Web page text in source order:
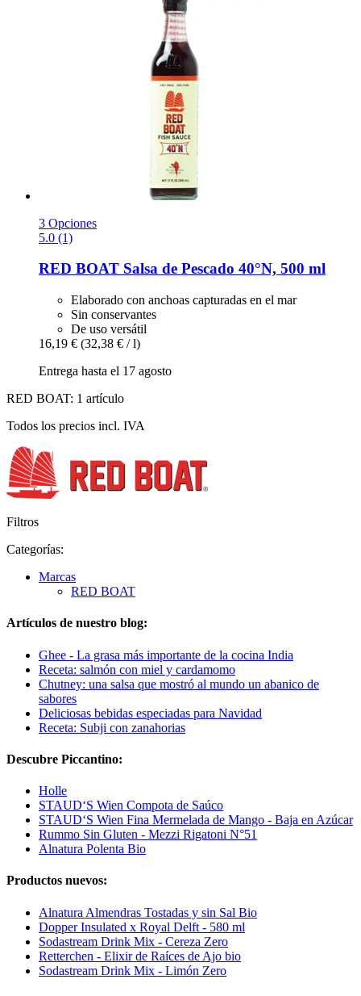
3 Opciones
5.0 (1)
RED BOAT Salsa de Pescado 40°N, 500 ml
Elaborado con anchoas capturadas en el mar
Sin conservantes
De uso versátil
16,19 € (32,38 € / l)
Entrega hasta el 17 agosto
RED BOAT: 1 artículo
Todos los precios incl. IVA
Filtros
Categorías:
Marcas
RED BOAT
Artículos de nuestro blog:
Ghee - La grasa más importante de la cocina India
Receta: salmón con miel y cardamomo
Chutney: una salsa que mostró al mundo un abanico de
sabores
Deliciosas bebidas especiadas para Navidad
Receta: Subji con zanahorias
Descubre Piccantino:
Holle
STAUD‘S Wien Compota de Saúco
STAUD‘S Wien Fina Mermelada de Mango - Baja en Azúcar
Rummo Sin Gluten - Mezzi Rigatoni N°51
Alnatura Polenta Bio
Productos nuevos:
Alnatura Almendras Tostadas y sin Sal Bio
Dopper Insulated x Royal Delft - 580 ml
Sodastream Drink Mix - Cereza Zero
Retterchen - Elixir de Raíces de Ajo bio
Sodastream Drink Mix - Limón Zero